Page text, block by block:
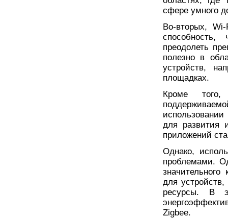
сфере умного
Во-вторых,
преодолеть
полезно в
устройств,
площадках.
Кроме того,
для развития
приложений
Однако,
проблемами.
для
ресурсы. В
Zigbee.